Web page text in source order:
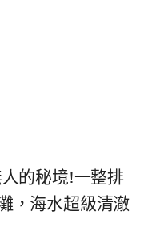
的秘境!一整排
，海水超級清澈